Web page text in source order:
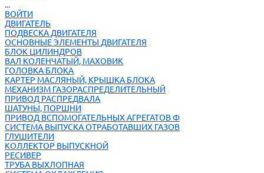
...
ВОЙТИ
ДВИГАТЕЛЬ
ПОДВЕСКА ДВИГАТЕЛЯ
ОСНОВНЫЕ ЭЛЕМЕНТЫ ДВИГАТЕЛЯ
БЛОК ЦИЛИНДРОВ
ВАЛ КОЛЕНЧАТЫЙ, МАХОВИК
ГОЛОВКА БЛОКА
КАРТЕР МАСЛЯНЫЙ, КРЫШКА БЛОКА
МЕХАНИЗМ ГАЗОРАСПРЕДЕЛИТЕЛЬНЫЙ
ПРИВОД РАСПРЕДВАЛА
ШАТУНЫ, ПОРШНИ
ПРИВОД ВСПОМОГАТЕЛЬНЫХ АГРЕГАТОВ Ф
СИСТЕМА ВЫПУСКА ОТРАБОТАВШИХ ГАЗОВ
ГЛУШИТЕЛИ
КОЛЛЕКТОР ВЫПУСКНОЙ
РЕСИВЕР
ТРУБА ВЫХЛОПНАЯ